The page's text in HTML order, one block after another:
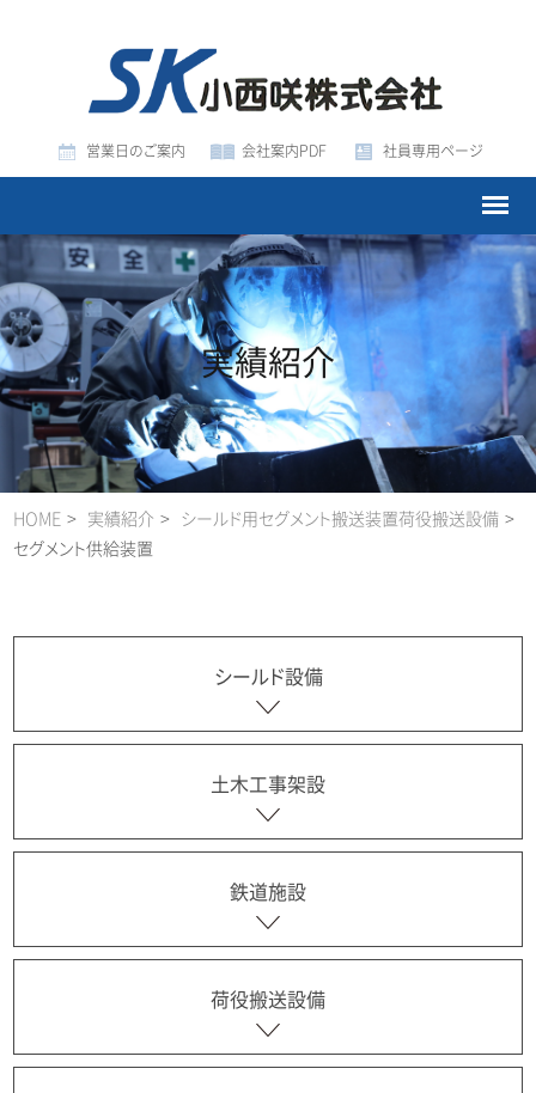
営業日のご案内 会社案内PDF 社員専用ページ
実績紹介
HOME 実績紹介 シールド用セグメント搬送装置荷役搬送設備
セグメント供給装置
シールド設備
土木工事架設
鉄道施設
荷役搬送設備